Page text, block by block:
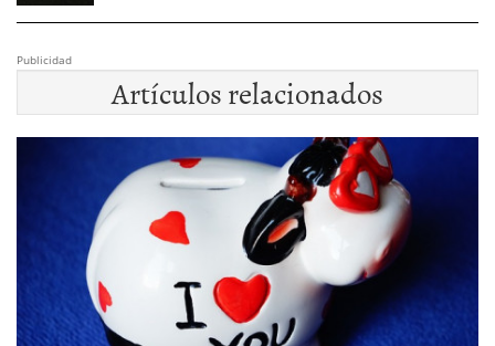
Publicidad
Artículos relacionados